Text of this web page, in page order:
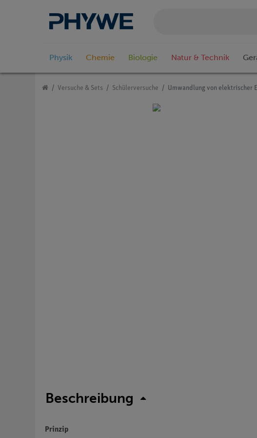
Physik Chemie Biologie Natur & Technik
Versuche & Sets Schülerversuche Umwandlung von elektrischer
Beschreibung
Prinzip